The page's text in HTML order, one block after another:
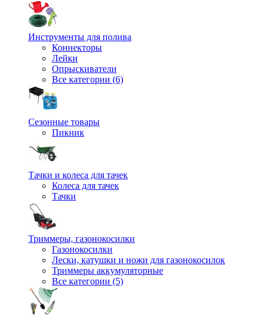
Инструменты для полива
Коннекторы
Лейки
Опрыскиватели
Все категории (6)
Сезонные товары
Пикник
Тачки и колеса для тачек
Колеса для тачек
Тачки
Триммеры, газонокосилки
Газонокосилки
Лески, катушки и ножи для газонокосилок
Триммеры аккумуляторные
Все категории (5)